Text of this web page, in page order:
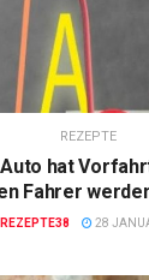
REZEPTE
hat
Fahrer
REZEPTE38 28